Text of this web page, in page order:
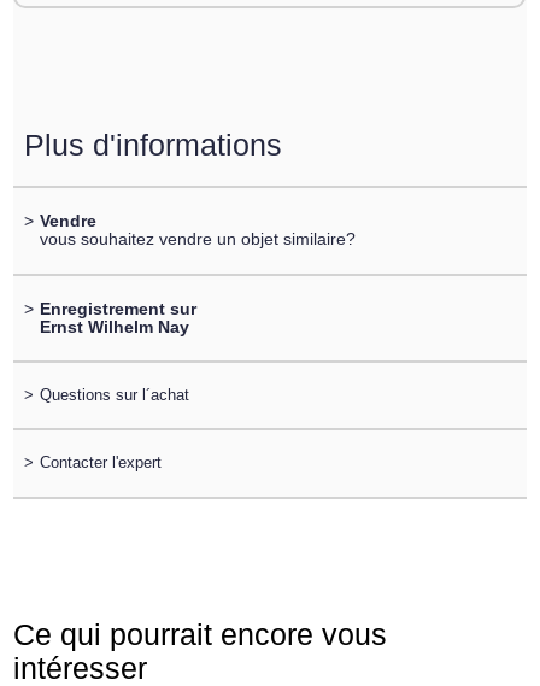
Plus d'informations
> Vendre
vous souhaitez vendre un objet similaire?
> Enregistrement sur
Ernst Wilhelm Nay
> Questions sur l´achat
> Contacter l'expert
Ce qui pourrait encore vous
intéresser